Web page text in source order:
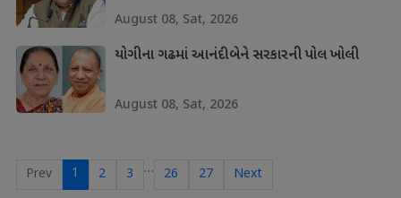
August 08, Sat, 2026
યોગીના ગઢમાં આનંદીબેને સરકારની પોલ ખોલી
August 08, Sat, 2026
Prev 1 2 3 … 26 27 Next